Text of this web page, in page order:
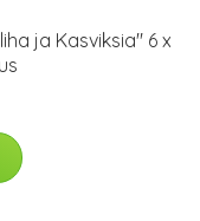
ja Kasviksia" 6 x